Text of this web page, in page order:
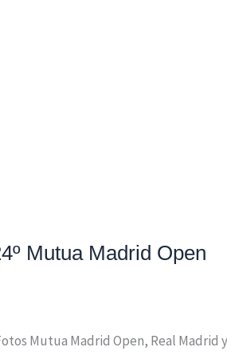
Mutua Madrid Open
Mutua Madrid Open, Real Madrid